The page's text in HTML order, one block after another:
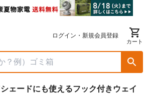
ログイン・新規会員登録
カート
ェードにも使えるフック付きウェイ